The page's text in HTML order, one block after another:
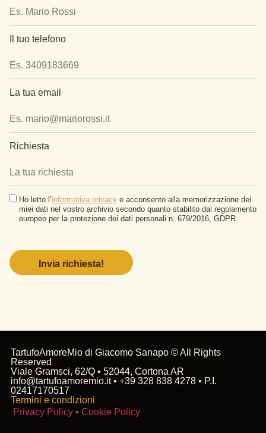
Il tuo telefono
La tua email
Richiesta
Ho letto l’informativa privacy e acconsento alla memorizzazione dei
miei dati nel vostro archivio secondo quanto stabilito dal regolamento
europeo per la protezione dei dati personali n. 679/2016, GDPR.
prega
di
lasciare
vuoto
TartufoAmoreMio di Giacomo Sanapo © All Rights
Reserved
Viale Gramsci, 62/Q • 52044, Cortona AR
info@tartufoamoremio.it • +39 328 838 4278 • P.I.
02417170517
Termini e condizioni
Privacy Policy• Cookie Policy